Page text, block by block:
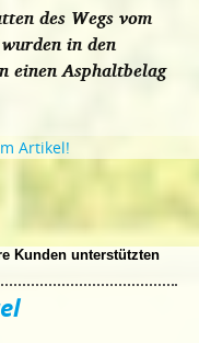
des Wegs vom
in den
einen Asphaltbelag
Artikel!
Kunden unterstützten